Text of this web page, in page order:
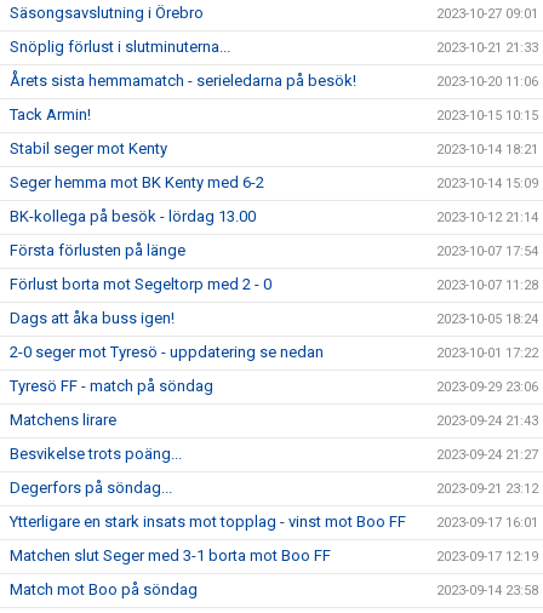
Säsongsavslutning i Örebro 2023-10-27 09:01
Snöplig förlust i slutminuterna... 2023-10-21 21:33
Årets sista hemmamatch - serieledarna på besök! 2023-10-20 11:06
Tack Armin! 2023-10-15 10:15
Stabil seger mot Kenty 2023-10-14 18:21
Seger hemma mot BK Kenty med 6-2 2023-10-14 15:09
BK-kollega på besök - lördag 13.00 2023-10-12 21:14
Första förlusten på länge 2023-10-07 17:54
Förlust borta mot Segeltorp med 2 - 0 2023-10-07 11:28
Dags att åka buss igen! 2023-10-05 18:24
2-0 seger mot Tyresö - uppdatering se nedan 2023-10-01 17:22
Tyresö FF - match på söndag 2023-09-29 23:06
Matchens lirare 2023-09-24 21:43
Besvikelse trots poäng... 2023-09-24 21:27
Degerfors på söndag... 2023-09-21 23:12
Ytterligare en stark insats mot topplag - vinst mot Boo FF 2023-09-17 16:01
Matchen slut Seger med 3-1 borta mot Boo FF 2023-09-17 12:19
Match mot Boo på söndag 2023-09-14 23:58